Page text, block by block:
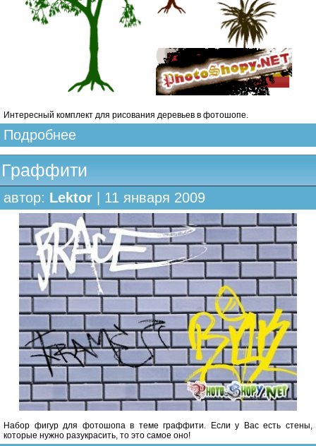
Интересный комплект для рисования деревьев в фотошопе.
Подробнее
Граффити
автор: Lektor | 11 января 2009
Набор фигур для фотошопа в теме граффити. Если у Вас есть стены,
которые нужно разукрасить, то это самое оно!